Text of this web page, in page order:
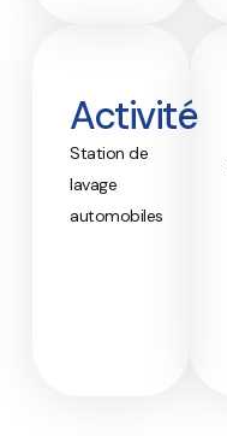
Activité
Station de
lavage
automobiles